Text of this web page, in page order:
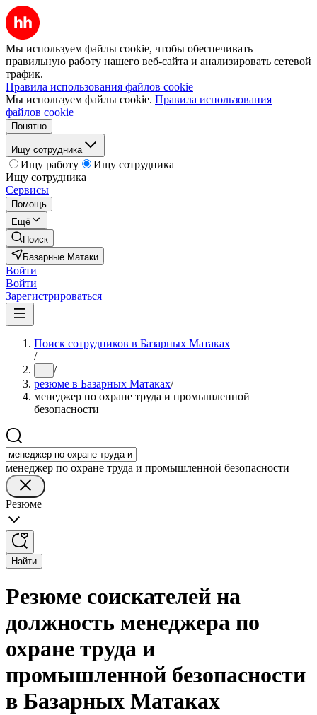
Мы используем файлы cookie, чтобы обеспечивать
правильную работу нашего веб-сайта и анализировать сетевой
трафик.
Правила использования файлов cookie
Мы используем файлы cookie. Правила использования
файлов cookie
Понятно
Ищу сотрудника
Ищу работу
Ищу сотрудника
Ищу сотрудника
Сервисы
Помощь
Ещё
Поиск
Базарные Матаки
Войти
Войти
Зарегистрироваться
Поиск сотрудников в Базарных Матаках
/
... /
резюме в Базарных Матаках/
менеджер по охране труда и промышленной
безопасности
менеджер по охране труда и промышленной безопасности
Резюме
Найти
Резюме соискателей на
должность менеджера по
охране труда и
промышленной безопасности
в Базарных Матаках